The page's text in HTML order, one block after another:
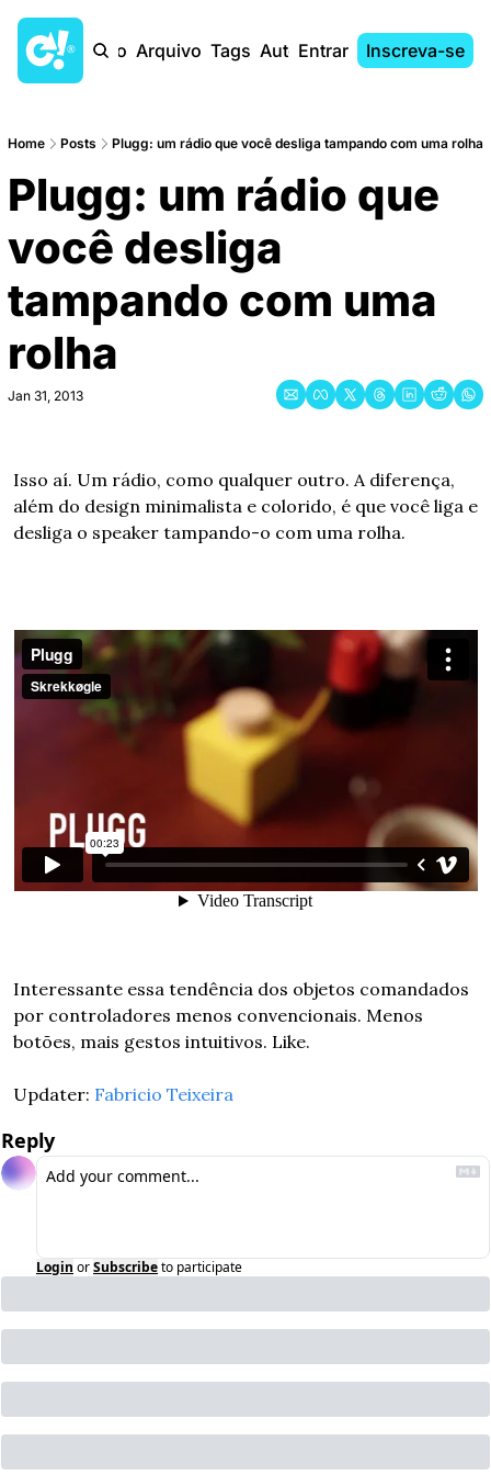
Início Arquivo Tags AutoresEntrar Inscreva-se
Home Posts Plugg: um rádio que você desliga tampando com uma rolha
Plugg: um rádio que
você desliga
tampando com uma
rolha
Jan 31, 2013
Isso aí. Um rádio, como qualquer outro. A diferença,
além do design minimalista e colorido, é que você liga e
desliga o speaker tampando-o com uma rolha.
Interessante essa tendência dos objetos comandados
por controladores menos convencionais. Menos
botões, mais gestos intuitivos. Like.
Updater: Fabricio Teixeira
Reply
Login orSubscribeto participate